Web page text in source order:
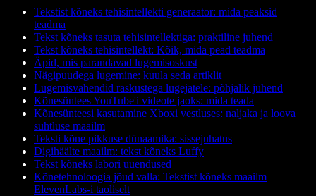
Tekstist kõneks tehisintellekti generaator: mida peaksid
teadma
Tekst kõneks tasuta tehisintellektiga: praktiline juhend
Tekst kõneks tehisintellekt: Kõik, mida pead teadma
Äpid, mis parandavad lugemisoskust
Nägipuudega lugemine: kuula seda artiklit
Lugemisvahendid raskustega lugejatele: põhjalik juhend
Kõnesüntees YouTube'i videote jaoks: mida teada
Kõnesünteesi kasutamine Xboxi vestluses: naljaka ja loova
suhtluse maailm
Teksti kõne pikkuse dünaamika: sissejuhatus
Digihäälte maailm: tekst kõneks Luffy
Tekst kõneks labori uuendused
Kõnetehnoloogia jõud valla: Tekstist kõneks maailm
ElevenLabs-i taoliselt